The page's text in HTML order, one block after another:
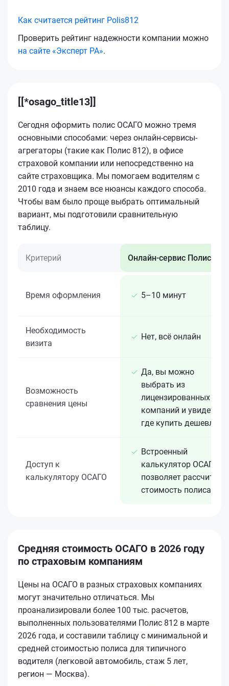
Как считается рейтинг Polis812
Проверить рейтинг надежности компании можно
на сайте «Эксперт РА».
[[*osago_title13]]
Сегодня оформить полис ОСАГО можно тремя
основными способами: через онлайн-сервисы-
агрегаторы (такие как Полис 812), в офисе
страховой компании или непосредственно на
сайте страховщика. Мы помогаем водителям с
2010 года и знаем все нюансы каждого способа.
Чтобы вам было проще выбрать оптимальный
вариант, мы подготовили сравнительную
таблицу.
Критерий Онлайн-сервис Полис 812
Время оформления 5–10 минут
Необходимость
визита
Нет, всё онлайн
Возможность
сравнения цены
Да, вы можно
выбрать из
лицензированных 15+
компаний и увидеть,
где купить дешевле
Доступ к
калькулятору ОСАГО
Встроенный
калькулятор ОСАГО
позволяет рассчитать
стоимость полиса
Средняя стоимость ОСАГО в 2026 году
по страховым компаниям
Цены на ОСАГО в разных страховых компаниях
могут значительно отличаться. Мы
проанализировали более 100 тыс. расчетов,
выполненных пользователями Полис 812 в марте
2026 года, и составили таблицу с минимальной и
средней стоимостью полиса для типичного
водителя (легковой автомобиль, стаж 5 лет,
регион — Москва).